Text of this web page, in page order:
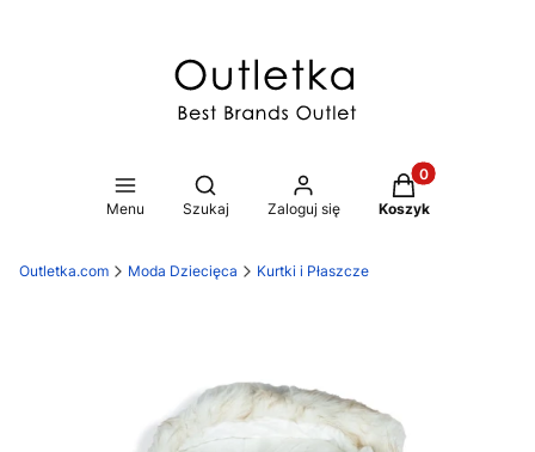
Menu
Otwórz wyszukiwarkę
Szukaj Zaloguj się
Produkty w
Koszyk
Outletka.com Moda Dziecięca Kurtki i Płaszcze